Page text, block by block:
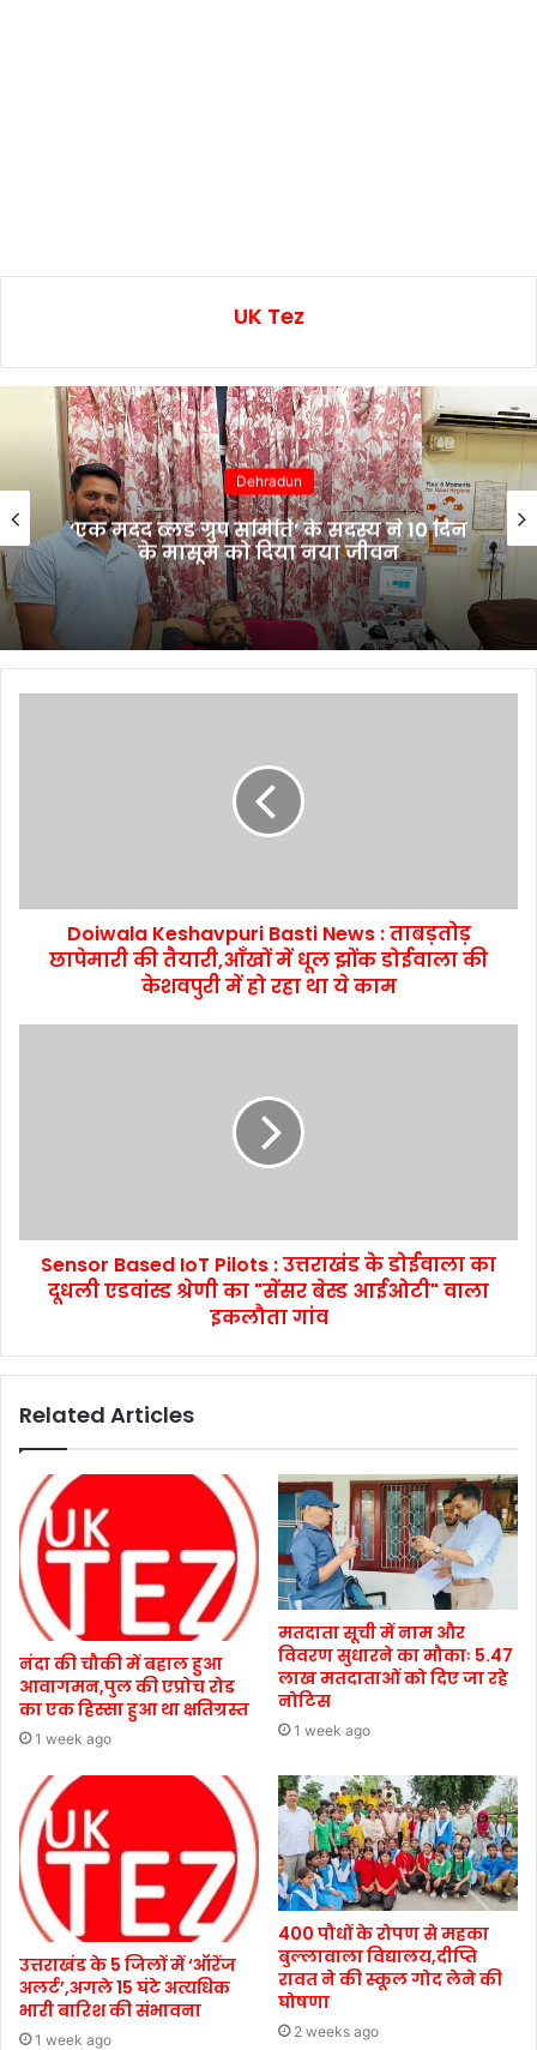
UK Tez
Dehradun
‘एक मदद ब्लड ग्रुप समिति’ के सदस्य ने 10 दिन
के मासूम को दिया नया जीवन
Doiwala Keshavpuri Basti News : ताबड़तोड़
छापेमारी की तैयारी,आँखों में धूल झोंक डोईवाला की
केशवपुरी में हो रहा था ये काम
Sensor Based IoT Pilots : उत्तराखंड के डोईवाला का
दूधली एडवांस्ड श्रेणी का "सेंसर बेस्ड आईओटी" वाला
इकलौता गांव
Related Articles
नंदा की चौकी में बहाल हुआ
आवागमन,पुल की एप्रोच रोड
का एक हिस्सा हुआ था क्षतिग्रस्त
1 week ago
मतदाता सूची में नाम और
विवरण सुधारने का मौकाः 5.47
लाख मतदाताओं को दिए जा रहे
नोटिस
1 week ago
उत्तराखंड के 5 जिलों में ‘ऑरेंज
अलर्ट’,अगले 15 घंटे अत्यधिक
भारी बारिश की संभावना
1 week ago
400 पौधों के रोपण से महका
बुल्लावाला विद्यालय,दीप्ति
रावत ने की स्कूल गोद लेने की
घोषणा
2 weeks ago